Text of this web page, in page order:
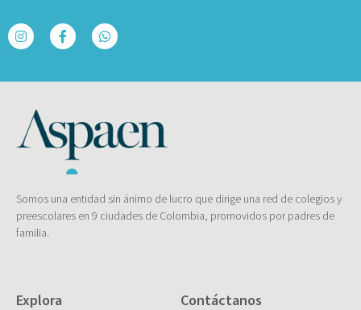
Somos una entidad sin ánimo de lucro que dirige una red de colegios y
preescolares en 9 ciudades de Colombia, promovidos por padres de
familia.
Explora Contáctanos